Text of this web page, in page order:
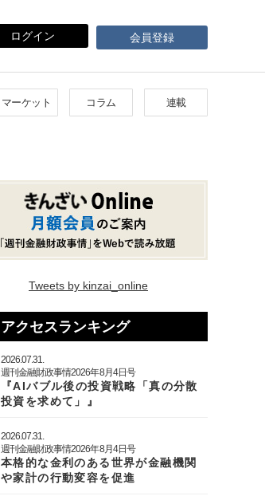
ログイン 会員登録
マーケット コラム 連載
Tweets by kinzai_online
アクセスランキング
2026.07.31.
週刊金融財政事情2026年8月4日号
『AIバブル後の投資戦略「真の分散
投資を求めて」』
2026.07.31.
週刊金融財政事情2026年8月4日号
本格的な金利のある世界が金融機関
や家計の行動変容を促進